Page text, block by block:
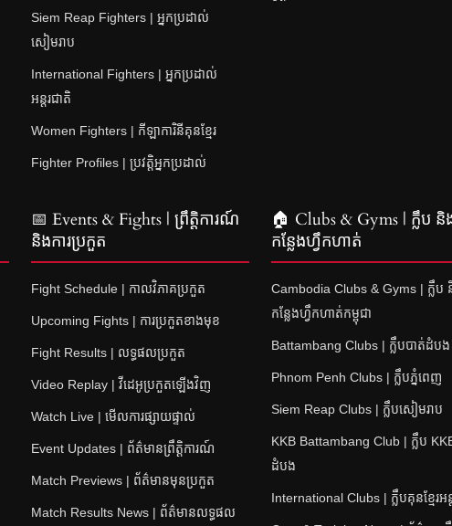
Siem Reap Fighters | អ្នកប្រដាល់
សៀមរាប
International Fighters | អ្នកប្រដាល់
អន្តរជាតិ
Women Fighters | កីឡាការិនីគុនខ្មែរ
Fighter Profiles | ប្រវត្តិអ្នកប្រដាល់
📅 Events & Fights | ព្រឹត្តិការណ៍
និងការប្រកួត
Fight Schedule | កាលវិភាគប្រកួត
Upcoming Fights | ការប្រកួតខាងមុខ
Fight Results | លទ្ធផលប្រកួត
Video Replay | វីដេអូប្រកួតឡើងវិញ
Watch Live | មើលការផ្សាយផ្ទាល់
Event Updates | ព័ត៌មានព្រឹត្តិការណ៍
Match Previews | ព័ត៌មានមុនប្រកួត
Match Results News | ព័ត៌មានលទ្ធផល
🏠 Clubs & Gyms | ក្លឹប និ
កន្លែងហ្វឹកហាត់
Cambodia Clubs & Gyms | ក្លឹប
កន្លែងហ្វឹកហាត់កម្ពុជា
Battambang Clubs | ក្លឹបបាត់ដំបង
Phnom Penh Clubs | ក្លឹបភ្នំពេញ
Siem Reap Clubs | ក្លឹបសៀមរាប
KKB Battambang Club | ក្លឹប
ដំបង
International Clubs | ក្លឹបគុនខ្មែរអន្